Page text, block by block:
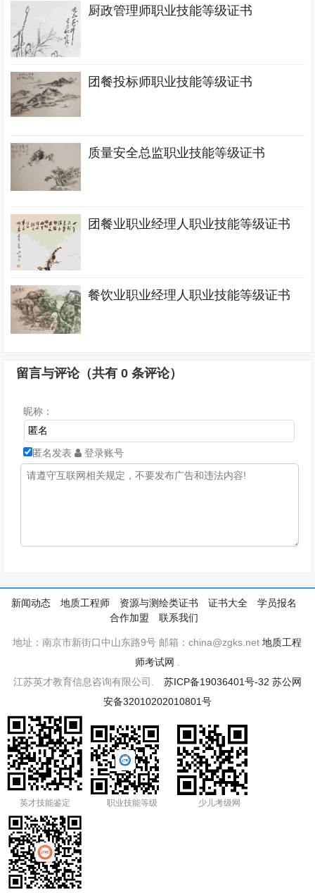
厨政管理师职业技能等级证书
团餐投标师职业技能等级证书
质量安全总监职业技能等级证书
团餐业职业经理人职业技能等级证书
餐饮业职业经理人职业技能等级证书
留言与评论（共有0 条评论）
昵称：
匿名发表 登录账号
新闻动态 地质工程师 资源与测绘类证书 证书大全
学员报名
合作加盟
联系我们
地址：南京市新街口中山东路9号 邮箱：china@zgks.net地质工程
师考试网
江苏英才教育信息咨询有限公司. 苏ICP备19036401号-32 苏公网
安备32010202010801号
英才技能鉴定 职业技能等级 少儿考级网